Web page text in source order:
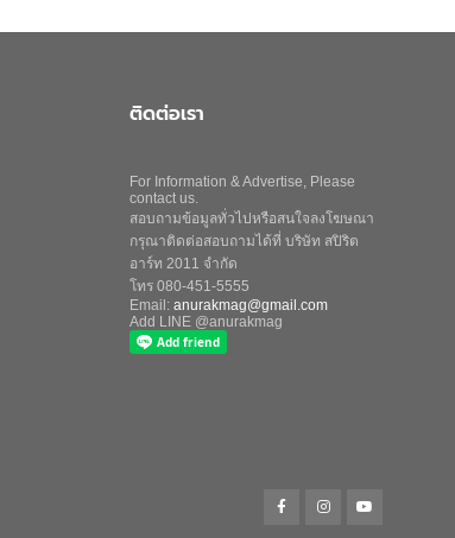
ติดต่อเรา
For Information & Advertise, Please
contact us.
สอบถามข้อมูลทั่วไปหรือสนใจลงโฆษณา
กรุณาติดต่อสอบถามได้ที่ บริษัท สปิริต
อาร์ท 2011 จำกัด
โทร 080-451-5555
Email: anurakmag@gmail.com
Add LINE @anurakmag